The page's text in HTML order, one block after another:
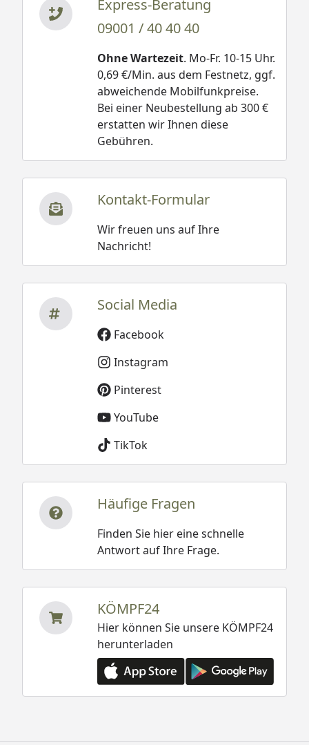
Express-Beratung
09001 / 40 40 40
Ohne Wartezeit. Mo-Fr. 10-15 Uhr.
0,69 €/Min. aus dem Festnetz, ggf.
abweichende Mobilfunkpreise.
Bei einer Neubestellung ab 300 €
erstatten wir Ihnen diese
Gebühren.
Kontakt-Formular
Wir freuen uns auf Ihre
Nachricht!
Social Media
Facebook
Instagram
Pinterest
YouTube
TikTok
Häufige Fragen
Finden Sie hier eine schnelle
Antwort auf Ihre Frage.
KÖMPF24
Hier können Sie unsere KÖMPF24
herunterladen